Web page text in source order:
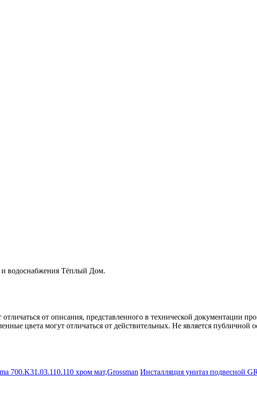
и водоснабжения Тёплый Дом.
от описания, представленного в технической документации
цвета могут отличаться от действительных. Не является публичной
Инсталляция унитаз подвесной